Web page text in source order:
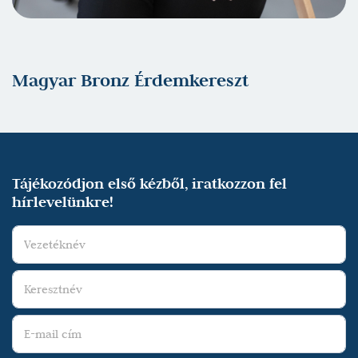
Magyar Bronz Érdemkereszt
Tájékozódjon első kézből, iratkozzon fel
hírlevelünkre!